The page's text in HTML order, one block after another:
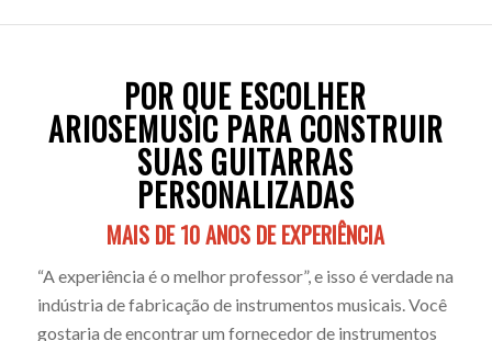
POR QUE ESCOLHER
ARIOSEMUSIC PARA CONSTRUIR
SUAS GUITARRAS
PERSONALIZADAS
MAIS DE 10 ANOS DE EXPERIÊNCIA
“A experiência é o melhor professor”, e isso é verdade na
indústria de fabricação de instrumentos musicais. Você
gostaria de encontrar um fornecedor de instrumentos